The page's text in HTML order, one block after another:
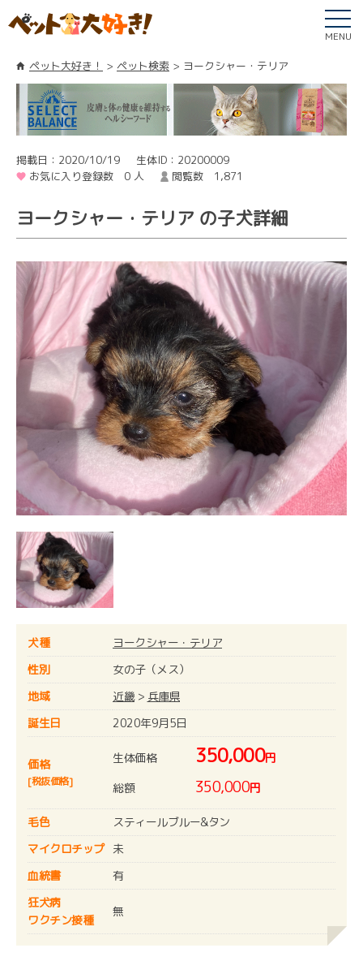
MENU
ペット大好き！ ペット検索 ヨークシャー・テリア
掲載日：2020/10/19
生体ID：20200009
お気に入り登録数 0 人
閲覧数 1,871
ヨークシャー・テリア の子犬詳細
犬種
ヨークシャー・テリア
性別
女の子（メス）
地域
近畿> 兵庫県
誕生日
2020年9月5日
価格
[税抜価格]
生体価格 350,000円
総額
350,000円
毛色
スティールブルー&タン
マイクロチップ
未
血統書
有
狂犬病
ワクチン接種
無